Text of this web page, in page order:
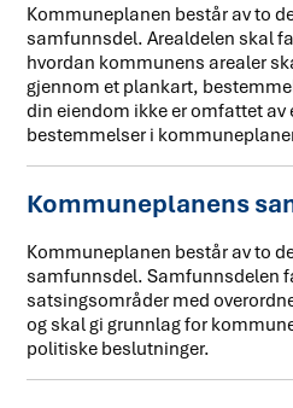
Kommuneplanen består av to
samfunnsdel. Arealdelen skal
hvordan kommunens arealer
gjennom et plankart,
din eiendom ikke er omfattet av
bestemmelser i
Kommuneplanens
Kommuneplanen består av to
samfunnsdel. Samfunnsdelen
satsingsområder med
og skal gi grunnlag for
politiske beslutninger.